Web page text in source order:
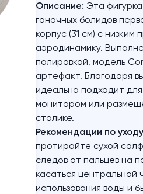
Описание: Эта
гоночных болидов
корпус (31 см) с низким
аэродинамику.
полировкой, модель
артефакт. Благодаря
идеально подходит
монитором или
столике.
Рекомендации по
протирайте сухой
следов от пальцев на
касаться
использования воды и